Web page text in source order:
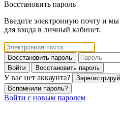
Восстановить пароль
Введите электронную почту и
для входа в личный кабинет.
Восстановить пароль
Войти
Восстановить пароль
У вас нет аккаунта?
Вспомнили пароль?
Войти с новым паролем